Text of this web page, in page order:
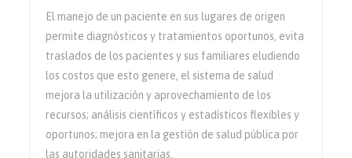
El manejo de un paciente en sus lugares de origen
permite diagnósticos y tratamientos oportunos, evita
traslados de los pacientes y sus familiares eludiendo
los costos que esto genere, el sistema de salud
mejora la utilización y aprovechamiento de los
recursos; análisis científicos y estadísticos flexibles y
oportunos; mejora en la gestión de salud pública por
las autoridades sanitarias.